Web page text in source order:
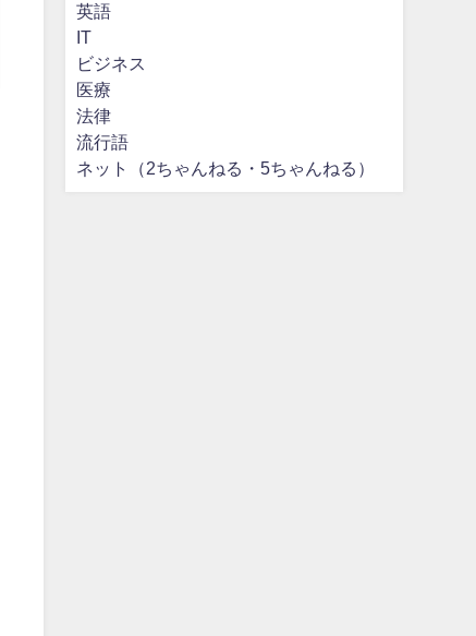
英語
IT
ビジネス
医療
法律
流行語
ネット（2ちゃんねる・5ちゃんねる）